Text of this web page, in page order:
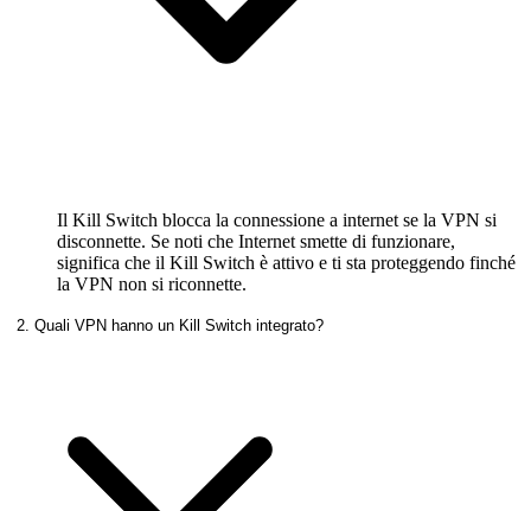
Il Kill Switch blocca la connessione a internet se la VPN si
disconnette. Se noti che Internet smette di funzionare,
significa che il Kill Switch è attivo e ti sta proteggendo finché
la VPN non si riconnette.
2. Quali VPN hanno un Kill Switch integrato?